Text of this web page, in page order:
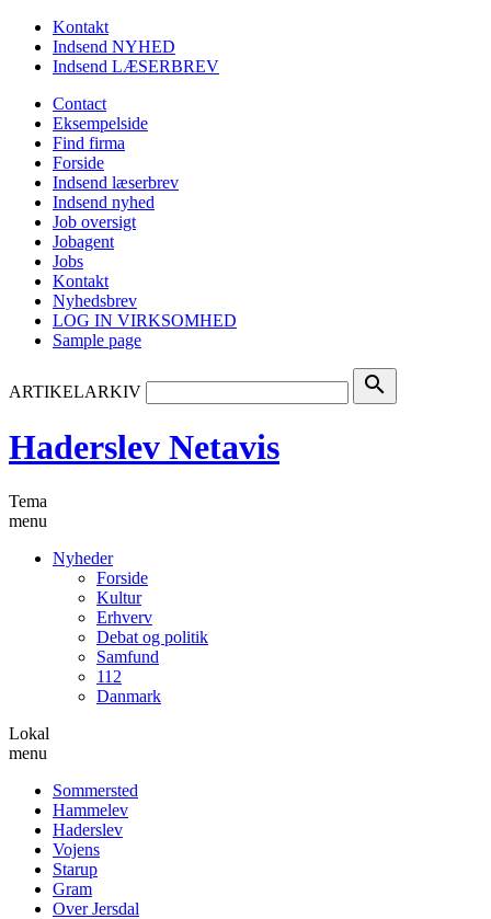
Kontakt
Indsend NYHED
Indsend LÆSERBREV
Contact
Eksempelside
Find firma
Forside
Indsend læserbrev
Indsend nyhed
Job oversigt
Jobagent
Jobs
Kontakt
Nyhedsbrev
LOG IN VIRKSOMHED
Sample page
ARTIKELARKIV search
Haderslev Netavis
Tema
menu
Nyheder
Forside
Kultur
Erhverv
Debat og politik
Samfund
112
Danmark
Lokal
menu
Sommersted
Hammelev
Haderslev
Vojens
Starup
Gram
Over Jersdal